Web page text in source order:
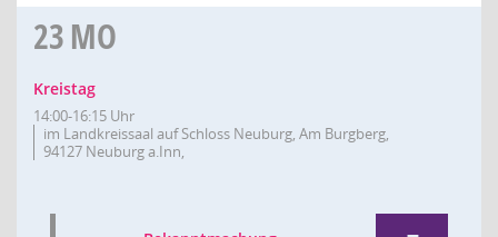
23MO
Kreistag
14:00-16:15 Uhr
im Landkreissaal auf Schloss Neuburg, Am Burgberg,
94127 Neuburg a.Inn,